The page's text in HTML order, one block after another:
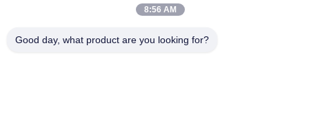
Honors Technology Co.,Ltd . Διατηρούνται όλα τα πνευματικά
8:56 AM
Good day, what product are you looking for?